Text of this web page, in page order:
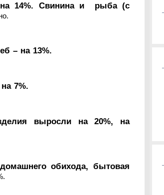
на 14%. Свинина и рыба (с
– на 13%.
7%.
выросли на 20%, на
обихода, бытовая